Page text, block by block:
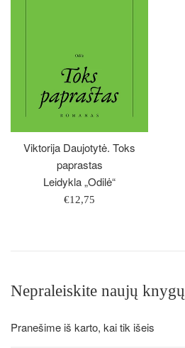
Viktorija Daujotytė. Toks
paprastas
Leidykla „Odilė“
Įprasta
€12,75
Nepraleiskite naujų knygų
Pranešime iš karto, kai tik išeis